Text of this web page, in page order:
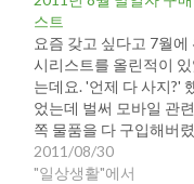
스트
요즘 갖고 싶다고 7월에
시리스트를 올린적이 있
는데요. '언제 다 사지?'
었는데 벌써 모바일 관련
쪽 물품을 다 구입해버렸
네요!!! 거디다... 추가적으
로 더 지르기까지!? 모바
2011/08/30
"일상생활"에서